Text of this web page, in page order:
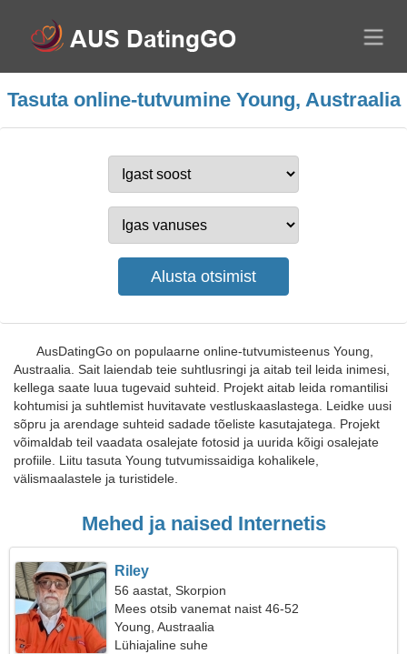
Tasuta online-tutvumine Young, Austraalia
AusDatingGo on populaarne online-tutvumisteenus Young,
Austraalia. Sait laiendab teie suhtlusringi ja aitab teil leida inimesi,
kellega saate luua tugevaid suhteid. Projekt aitab leida romantilisi
kohtumisi ja suhtlemist huvitavate vestluskaaslastega. Leidke uusi
sõpru ja arendage suhteid sadade tõeliste kasutajatega. Projekt
võimaldab teil vaadata osalejate fotosid ja uurida kõigi osalejate
profiile. Liitu tasuta Young tutvumissaidiga kohalikele,
välismaalastele ja turistidele.
Mehed ja naised Internetis
Riley
56 aastat, Skorpion
Mees otsib vanemat naist 46-52
Young, Austraalia
Lühiajaline suhe